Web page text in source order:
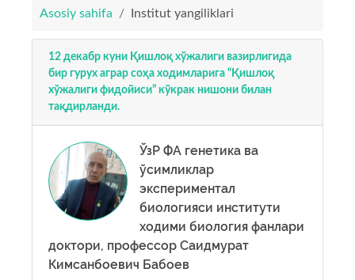
Asosiy sahifa Institut yangiliklari
12 декабр куни Қишлоқ хўжалиги вазирлигида
бир гурух аграр соҳа ходимларига “Қишлоқ
хўжалиги фидойиси” кўкрак нишони билан
тақдирланди.
ЎзР ФА генетика ва
ўсимликлар
экспериментал
биологияси институти
ходими биология фанлари
доктори, профессор Саидмурат
Кимсанбоевич Бабоев